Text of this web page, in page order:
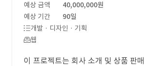
예상 금액
40,000,000원
예상 기간
90일
개발 · 디자인 · 기획
웹
이 프로젝트는 회사 소개 및 상품 판